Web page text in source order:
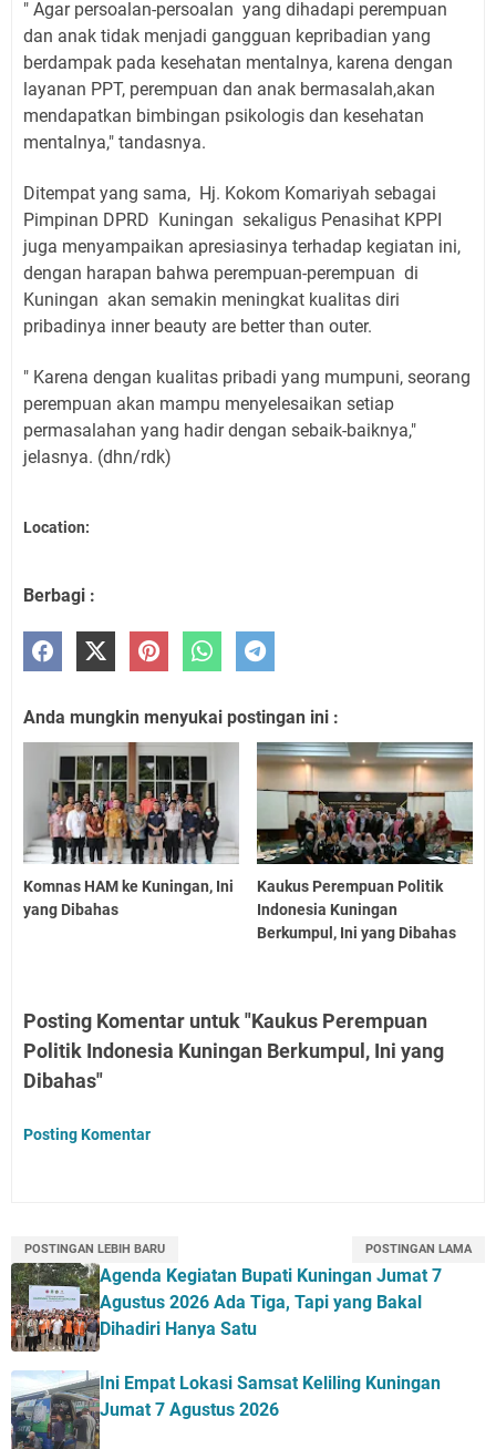
" Agar persoalan-persoalan yang dihadapi perempuan
dan anak tidak menjadi gangguan kepribadian yang
berdampak pada kesehatan mentalnya, karena dengan
layanan PPT, perempuan dan anak bermasalah,akan
mendapatkan bimbingan psikologis dan kesehatan
mentalnya," tandasnya.
Ditempat yang sama, Hj. Kokom Komariyah sebagai
Pimpinan DPRD Kuningan sekaligus Penasihat KPPI
juga menyampaikan apresiasinya terhadap kegiatan ini,
dengan harapan bahwa perempuan-perempuan di
Kuningan akan semakin meningkat kualitas diri
pribadinya inner beauty are better than outer.
" Karena dengan kualitas pribadi yang mumpuni, seorang
perempuan akan mampu menyelesaikan setiap
permasalahan yang hadir dengan sebaik-baiknya,"
jelasnya. (dhn/rdk)
Location:
Berbagi :
Anda mungkin menyukai postingan ini :
Komnas HAM ke Kuningan, Ini
yang Dibahas
Kaukus Perempuan Politik
Indonesia Kuningan
Berkumpul, Ini yang Dibahas
Posting Komentar untuk "Kaukus Perempuan
Politik Indonesia Kuningan Berkumpul, Ini yang
Dibahas"
Posting Komentar
POSTINGAN LEBIH BARU POSTINGAN LAMA
Agenda Kegiatan Bupati Kuningan Jumat 7
Agustus 2026 Ada Tiga, Tapi yang Bakal
Dihadiri Hanya Satu
Ini Empat Lokasi Samsat Keliling Kuningan
Jumat 7 Agustus 2026